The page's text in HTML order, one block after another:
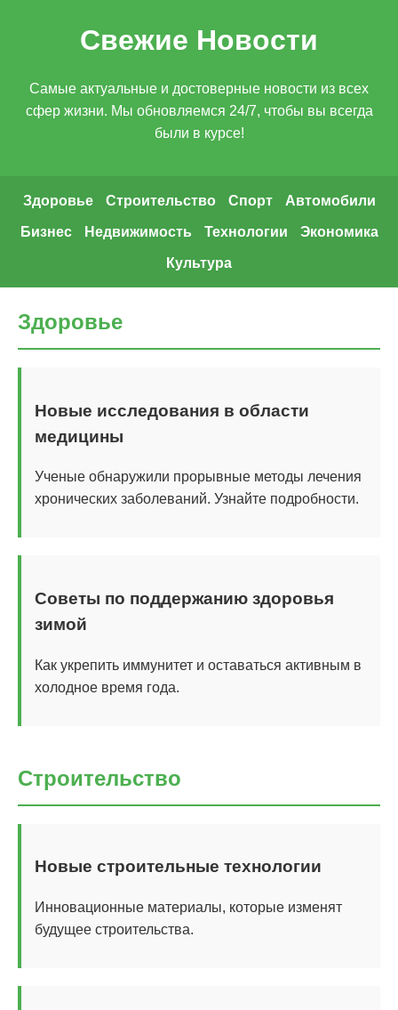
Свежие Новости
Самые актуальные и достоверные новости из всех
сфер жизни. Мы обновляемся 24/7, чтобы вы всегда
были в курсе!
Здоровье Строительство Спорт Автомобили
Бизнес Недвижимость Технологии Экономика
Культура
Здоровье
Новые исследования в области
медицины
Ученые обнаружили прорывные методы лечения
хронических заболеваний. Узнайте подробности.
Советы по поддержанию здоровья
зимой
Как укрепить иммунитет и оставаться активным в
холодное время года.
Строительство
Новые строительные технологии
Инновационные материалы, которые изменят
будущее строительства.